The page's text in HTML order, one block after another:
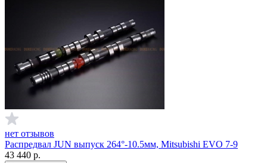
нет отзывов
Распредвал JUN выпуск 264°-10.5мм, Mitsubishi EVO 7-9
43 440 р.